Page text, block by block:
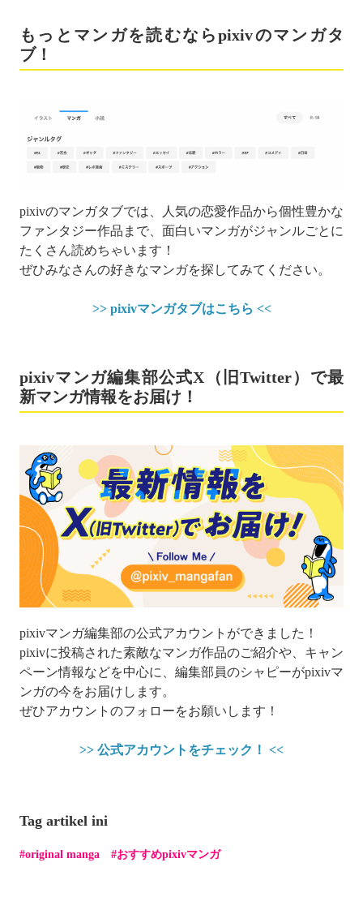
もっとマンガを読むならpixivのマンガタ
ブ！
pixivのマンガタブでは、人気の恋愛作品から個性豊かな
ファンタジー作品まで、面白いマンガがジャンルごとに
たくさん読めちゃいます！
ぜひみなさんの好きなマンガを探してみてください。
>> pixivマンガタブはこちら <<
pixivマンガ編集部公式X（旧Twitter）で最
新マンガ情報をお届け！
pixivマンガ編集部の公式アカウントができました！
pixivに投稿された素敵なマンガ作品のご紹介や、キャン
ペーン情報などを中心に、編集部員のシャピーがpixivマ
ンガの今をお届けします。
ぜひアカウントのフォローをお願いします！
>> 公式アカウントをチェック！ <<
Tag artikel ini
original manga おすすめpixivマンガ